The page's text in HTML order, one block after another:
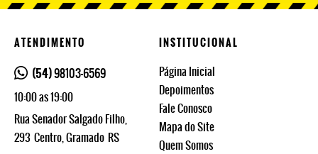
ATENDIMENTO
(54)98103-6569
10:00 as 19:00
Rua Senador Salgado Filho,
293 Centro, Gramado RS
INSTITUCIONAL
Página Inicial
Depoimentos
Fale Conosco
Mapa do Site
Quem Somos